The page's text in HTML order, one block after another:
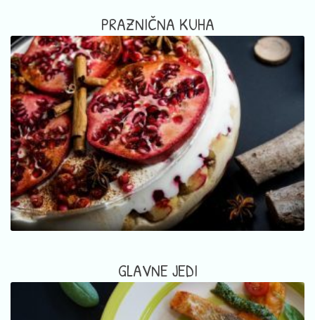
PRAZNIČNA KUHA
GLAVNE JEDI